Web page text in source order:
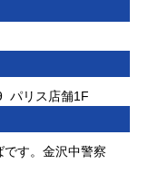
パリス店舗1F
す。金沢中警察